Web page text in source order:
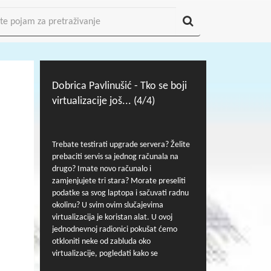
Dobrica Pavlinušić - Tko se boji
virtualizacije još... (4/4)
Trebate testirati upgrade servera? Želite
prebaciti servis sa jednog računala na
drugo? Imate novo računalo i
zamjenjujete tri stara? Morate preseliti
podatke sa svog laptopa i sačuvati radnu
okolinu? U svim ovim slučajevima
virtualizacija je koristan alat. U ovoj
jednodnevnoj radionici pokušat ćemo
otkloniti neke od zabluda oko
virtualizacije, pogledati kako se